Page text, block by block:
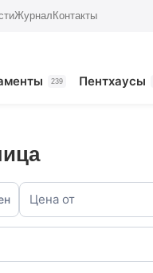
Журнал Контакты
239 Пентхаусы
Цена от